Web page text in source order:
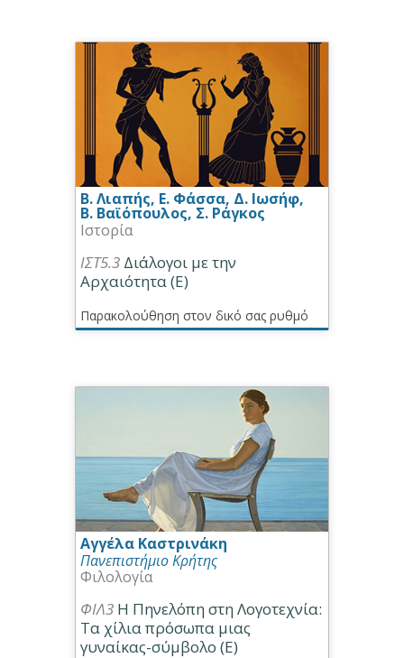
Β. Λιαπής, Ε. Φάσσα, Δ. Ιωσήφ,
Β. Βαϊόπουλος, Σ. Ράγκος
Ιστορία
ΙΣΤ5.3 Διάλογοι με την
Αρχαιότητα (Ε)
Παρακολούθηση στον δικό σας ρυθμό
Αγγέλα Καστρινάκη
Πανεπιστήμιο Κρήτης
Φιλολογία
ΦΙΛ3 Η Πηνελόπη στη Λογοτεχνία:
Τα χίλια πρόσωπα μιας
γυναίκας-σύμβολο (Ε)